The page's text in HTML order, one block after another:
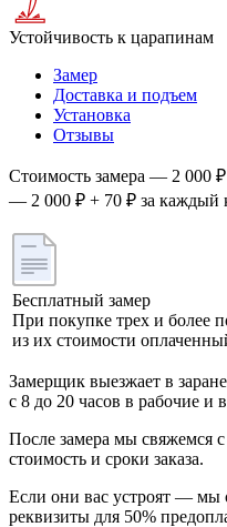
Устойчивость к царапинам
Замер
Доставка и подъем
Установка
Отзывы
Стоимость замера — 2 000
— 2 000 ₽ + 70 ₽ за каждый
Бесплатный замер
При покупке трех и более
из их стоимости
Замерщик выезжает в
с 8 до 20 часов в рабочие и
После замера мы свяжемся
стоимость и сроки заказа.
Если они вас устроят —
реквизиты для 50%